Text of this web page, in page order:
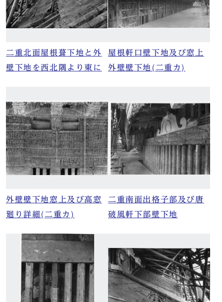
二重北面屋根葺下地と外
壁下地を西北隅より東に
屋根軒口壁下地及び窓上
外壁壁下地(二重カ)
外壁壁下地窓上及び高窓
廻り詳細(二重カ)
二重南面出格子部及び唐
破風軒下部壁下地